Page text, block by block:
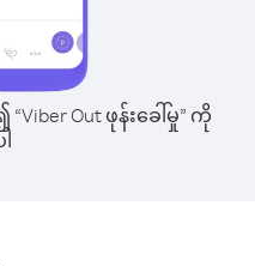
Out ဖုန်းခေါ်မှု” ကို